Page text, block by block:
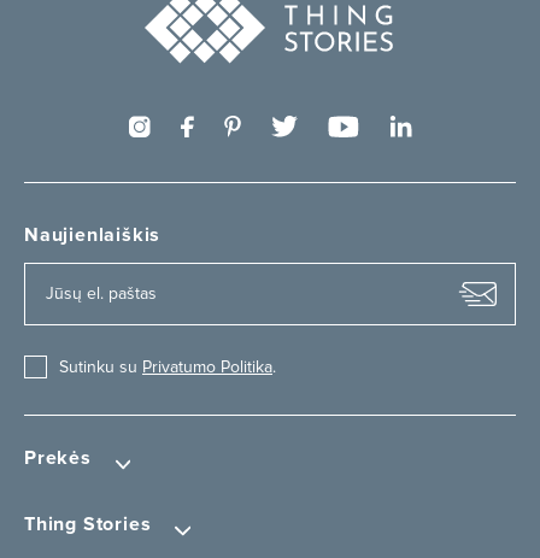
Prekės
Thing Stories
Naujienlaiškis
Sutinku su Privatumo Politika.